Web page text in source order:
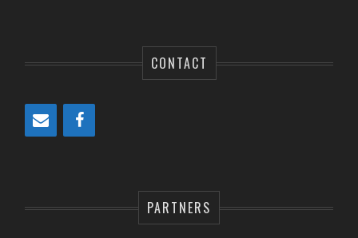
CONTACT
PARTNERS